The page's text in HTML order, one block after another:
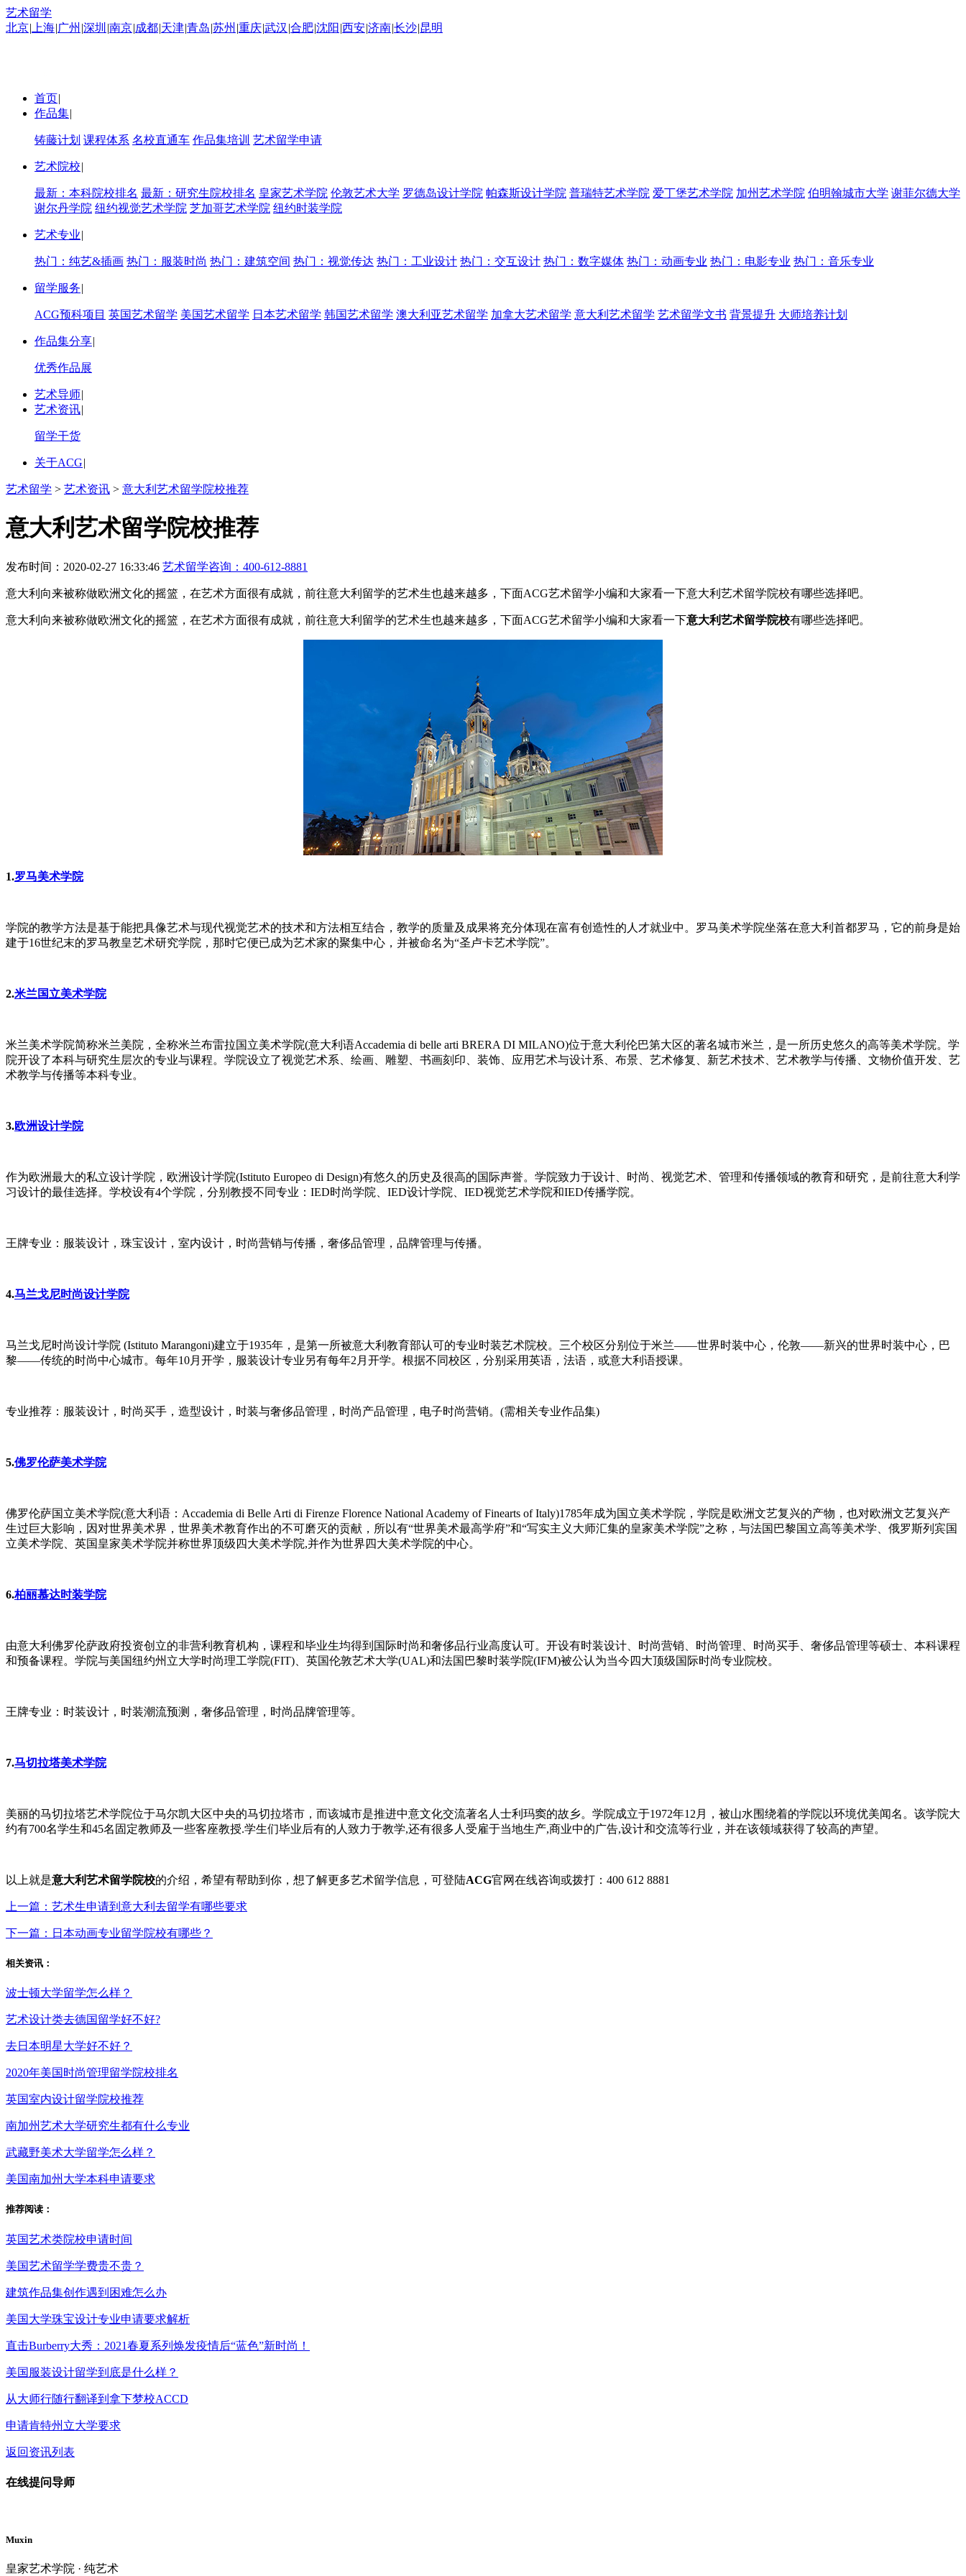
艺术留学
北京| 上海|广州 |深圳 |南京|成都|天津|青岛|苏州 |重庆|武汉 |合肥|沈阳 |西安|济南|长沙|昆明
首页|
作品集|
铸藤计划 课程体系 名校直通车 作品集培训 艺术留学申请
艺术院校|
最新：本科院校排名 最新：研究生院校排名 皇家艺术学院 伦敦艺术大学 罗德岛设计学院 帕森斯设计学院 普瑞特艺术学院 爱丁堡艺术学院 加州艺术学院 伯明翰城市大学 谢菲尔德大学
谢尔丹学院 纽约视觉艺术学院 芝加哥艺术学院 纽约时装学院
艺术专业|
热门：纯艺&插画 热门：服装时尚 热门：建筑空间 热门：视觉传达 热门：工业设计 热门：交互设计 热门：数字媒体 热门：动画专业 热门：电影专业 热门：音乐专业
留学服务|
ACG预科项目 英国艺术留学 美国艺术留学 日本艺术留学 韩国艺术留学 澳大利亚艺术留学 加拿大艺术留学 意大利艺术留学 艺术留学文书 背景提升 大师培养计划
作品集分享|
优秀作品展
艺术导师|
艺术资讯|
留学干货
关于ACG|
艺术留学 > 艺术资讯 > 意大利艺术留学院校推荐
意大利艺术留学院校推荐
发布时间：2020-02-27 16:33:46 艺术留学咨询： 400-612-8881
意大利向来被称做欧洲文化的摇篮，在艺术方面很有成就，前往意大利留学的艺术生也越来越多，下面ACG艺术留学小编和大家看一下意大利艺术留学院校有哪些选择吧。
意大利向来被称做欧洲文化的摇篮，在艺术方面很有成就，前往意大利留学的艺术生也越来越多，下面ACG艺术留学小编和大家看一下意大利艺术留学院校有哪些选择吧。
1.罗马美术学院
学院的教学方法是基于能把具像艺术与现代视觉艺术的技术和方法相互结合，教学的质量及成果将充分体现在富有创造性的人才就业中。罗马美术学院坐落在意大利首都罗马，它的前身是始
建于16世纪末的罗马教皇艺术研究学院，那时它便已成为艺术家的聚集中心，并被命名为“圣卢卡艺术学院”。
2.米兰国立美术学院
米兰美术学院简称米兰美院，全称米兰布雷拉国立美术学院(意大利语Accademia di belle arti BRERA DI MILANO)位于意大利伦巴第大区的著名城市米兰，是一所历史悠久的高等美术学院。学
院开设了本科与研究生层次的专业与课程。学院设立了视觉艺术系、绘画、雕塑、书画刻印、装饰、应用艺术与设计系、布景、艺术修复、新艺术技术、艺术教学与传播、文物价值开发、艺
术教学与传播等本科专业。
3.欧洲设计学院
作为欧洲最大的私立设计学院，欧洲设计学院(Istituto Europeo di Design)有悠久的历史及很高的国际声誉。学院致力于设计、时尚、视觉艺术、管理和传播领域的教育和研究，是前往意大利学
习设计的最佳选择。学校设有4个学院，分别教授不同专业：IED时尚学院、IED设计学院、IED视觉艺术学院和IED传播学院。
王牌专业：服装设计，珠宝设计，室内设计，时尚营销与传播，奢侈品管理，品牌管理与传播。
4.马兰戈尼时尚设计学院
马兰戈尼时尚设计学院 (Istituto Marangoni)建立于1935年，是第一所被意大利教育部认可的专业时装艺术院校。三个校区分别位于米兰——世界时装中心，伦敦——新兴的世界时装中心，巴
黎——传统的时尚中心城市。每年10月开学，服装设计专业另有每年2月开学。根据不同校区，分别采用英语，法语，或意大利语授课。
专业推荐：服装设计，时尚买手，造型设计，时装与奢侈品管理，时尚产品管理，电子时尚营销。(需相关专业作品集)
5.佛罗伦萨美术学院
佛罗伦萨国立美术学院(意大利语：Accademia di Belle Arti di Firenze Florence National Academy of Finearts of Italy)1785年成为国立美术学院，学院是欧洲文艺复兴的产物，也对欧洲文艺复兴产
生过巨大影响，因对世界美术界，世界美术教育作出的不可磨灭的贡献，所以有“世界美术最高学府”和“写实主义大师汇集的皇家美术学院”之称，与法国巴黎国立高等美术学、俄罗斯列宾国
立美术学院、英国皇家美术学院并称世界顶级四大美术学院,并作为世界四大美术学院的中心。
6.柏丽慕达时装学院
由意大利佛罗伦萨政府投资创立的非营利教育机构，课程和毕业生均得到国际时尚和奢侈品行业高度认可。开设有时装设计、时尚营销、时尚管理、时尚买手、奢侈品管理等硕士、本科课程
和预备课程。学院与美国纽约州立大学时尚理工学院(FIT)、英国伦敦艺术大学(UAL)和法国巴黎时装学院(IFM)被公认为当今四大顶级国际时尚专业院校。
王牌专业：时装设计，时装潮流预测，奢侈品管理，时尚品牌管理等。
7.马切拉塔美术学院
美丽的马切拉塔艺术学院位于马尔凯大区中央的马切拉塔市，而该城市是推进中意文化交流著名人士利玛窦的故乡。学院成立于1972年12月，被山水围绕着的学院以环境优美闻名。该学院大
约有700名学生和45名固定教师及一些客座教授.学生们毕业后有的人致力于教学,还有很多人受雇于当地生产,商业中的广告,设计和交流等行业，并在该领域获得了较高的声望。
以上就是意大利艺术留学院校的介绍，希望有帮助到你，想了解更多艺术留学信息，可登陆ACG官网在线咨询或拨打：400 612 8881
上一篇：艺术生申请到意大利去留学有哪些要求
下一篇：日本动画专业留学院校有哪些？
相关资讯：
波士顿大学留学怎么样？
艺术设计类去德国留学好不好?
去日本明星大学好不好？
2020年美国时尚管理留学院校排名
英国室内设计留学院校推荐
南加州艺术大学研究生都有什么专业
武藏野美术大学留学怎么样？
美国南加州大学本科申请要求
推荐阅读：
英国艺术类院校申请时间
美国艺术留学学费贵不贵？
建筑作品集创作遇到困难怎么办
美国大学珠宝设计专业申请要求解析
直击Burberry大秀：2021春夏系列焕发疫情后“蓝色”新时尚！
美国服装设计留学到底是什么样？
从大师行随行翻译到拿下梦校ACCD
申请肯特州立大学要求
返回资讯列表
在线提问导师
Muxin
皇家艺术学院 · 纯艺术